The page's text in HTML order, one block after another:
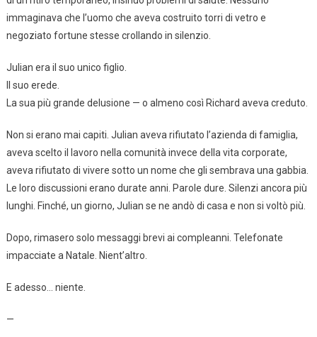
immaginava che l’uomo che aveva costruito torri di vetro e
negoziato fortune stesse crollando in silenzio.
Julian era il suo unico figlio.
Il suo erede.
La sua più grande delusione — o almeno così Richard aveva creduto.
Non si erano mai capiti. Julian aveva rifiutato l’azienda di famiglia,
aveva scelto il lavoro nella comunità invece della vita corporate,
aveva rifiutato di vivere sotto un nome che gli sembrava una gabbia.
Le loro discussioni erano durate anni. Parole dure. Silenzi ancora più
lunghi. Finché, un giorno, Julian se ne andò di casa e non si voltò più.
Dopo, rimasero solo messaggi brevi ai compleanni. Telefonate
impacciate a Natale. Nient’altro.
E adesso… niente.
—